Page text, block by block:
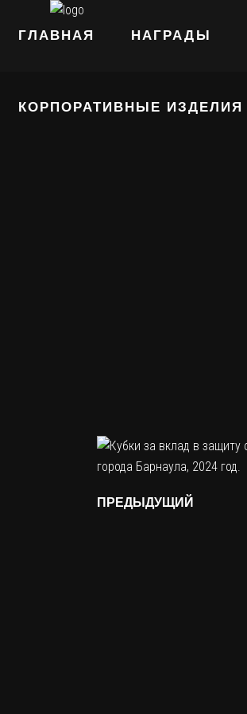
ГЛАВНАЯ НАГРАДЫ
КОРПОРАТИВНЫЕ ИЗДЕЛИЯ
ПРЕДЫДУЩИЙ